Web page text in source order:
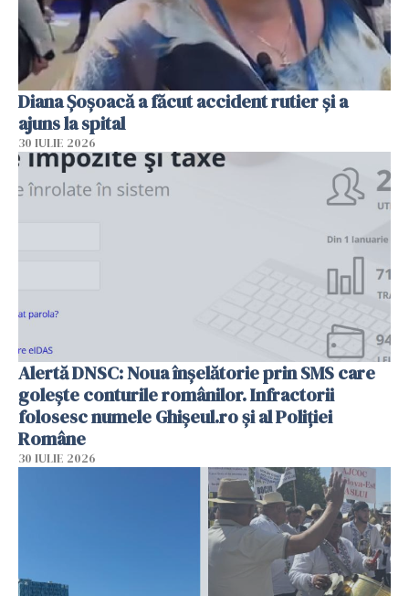
Diana Șoșoacă a făcut accident rutier și a
ajuns la spital
30 IULIE 2026
Alertă DNSC: Noua înșelătorie prin SMS care
golește conturile românilor. Infractorii
folosesc numele Ghișeul.ro și al Poliției
Române
30 IULIE 2026